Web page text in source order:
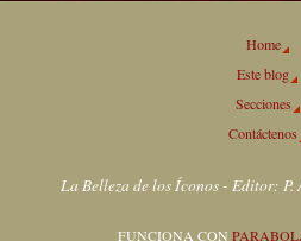
Home
Este blog
Secciones
Contáctenos
La Belleza de los Íconos - Editor: P.
FUNCIONA CON